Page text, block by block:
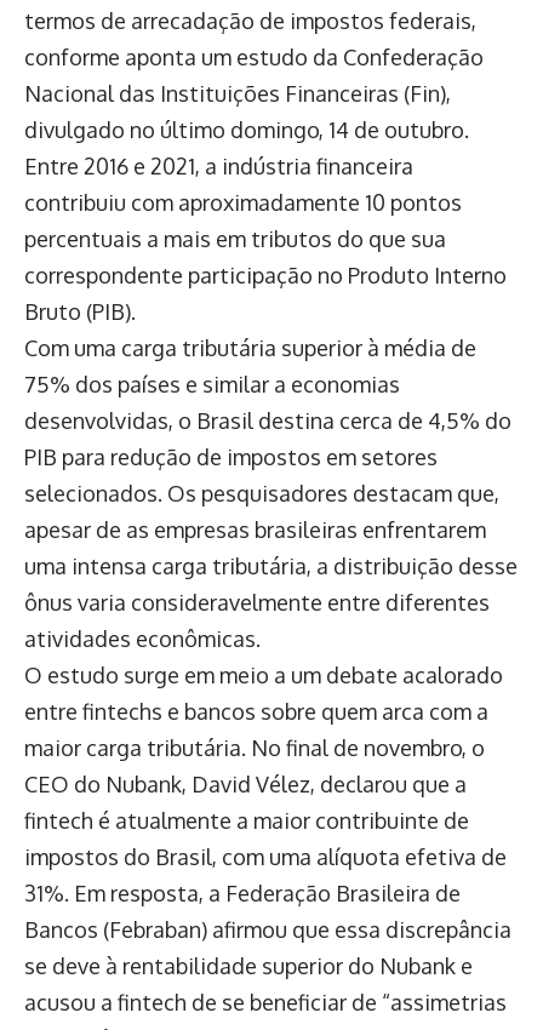
termos de arrecadação de impostos federais,
conforme aponta um estudo da Confederação
Nacional das Instituições Financeiras (Fin),
divulgado no último domingo, 14 de outubro.
Entre 2016 e 2021, a indústria financeira
contribuiu com aproximadamente 10 pontos
percentuais a mais em tributos do que sua
correspondente participação no Produto Interno
Bruto (PIB).
Com uma carga tributária superior à média de
75% dos países e similar a economias
desenvolvidas, o Brasil destina cerca de 4,5% do
PIB para redução de impostos em setores
selecionados. Os pesquisadores destacam que,
apesar de as empresas brasileiras enfrentarem
uma intensa carga tributária, a distribuição desse
ônus varia consideravelmente entre diferentes
atividades econômicas.
O estudo surge em meio a um debate acalorado
entre fintechs e bancos sobre quem arca com a
maior carga tributária. No final de novembro, o
CEO do Nubank, David Vélez, declarou que a
fintech é atualmente a maior contribuinte de
impostos do Brasil, com uma alíquota efetiva de
31%. Em resposta, a Federação Brasileira de
Bancos (Febraban) afirmou que essa discrepância
se deve à rentabilidade superior do Nubank e
acusou a fintech de se beneficiar de “assimetrias